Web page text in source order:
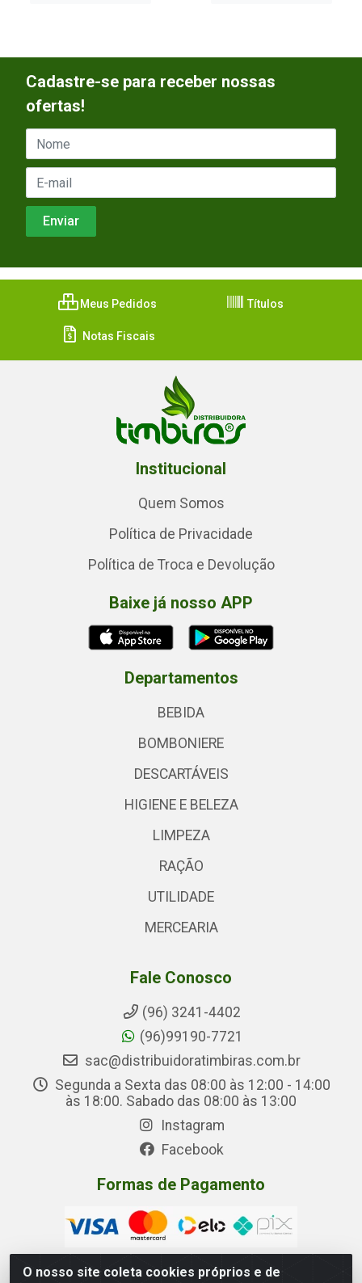
O nosso site coleta cookies próprios e de
Cadastre-se para receber nossas
ofertas!
Meus Pedidos Títulos
Notas Fiscais
Institucional
Quem Somos
Política de Privacidade
Política de Troca e Devolução
Baixe já nosso APP
Departamentos
BEBIDA
BOMBONIERE
DESCARTÁVEIS
HIGIENE E BELEZA
LIMPEZA
RAÇÃO
UTILIDADE
MERCEARIA
Fale Conosco
(96) 3241-4402
(96)99190-7721
sac@distribuidoratimbiras.com.br
Segunda a Sexta das 08:00 às 12:00 - 14:00
às 18:00. Sabado das 08:00 às 13:00
Instagram
Facebook
Formas de Pagamento